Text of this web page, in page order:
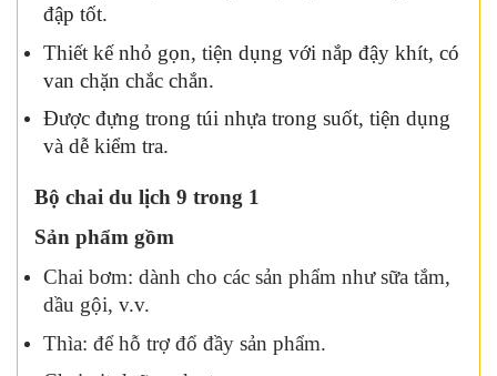
đập tốt.
Thiết kế nhỏ gọn, tiện dụng với nắp đậy khít, có
van chặn chắc chắn.
Được đựng trong túi nhựa trong suốt, tiện dụng
và dễ kiểm tra.
Bộ chai du lịch 9 trong 1
Sản phẩm gồm
Chai bơm: dành cho các sản phẩm như sữa tắm,
dầu gội, v.v.
Thìa: để hỗ trợ đổ đầy sản phẩm.